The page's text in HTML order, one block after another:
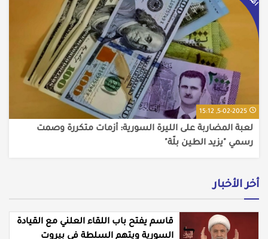
5-02-2025, 15:12
لعبة المضاربة على الليرة السورية: أزمات متكررة وصمت
رسمي "يزيد الطين بلّة"
أخر الأخبار
قاسم يفتح باب اللقاء العلني مع القيادة
السورية ويتهم السلطة في بيروت